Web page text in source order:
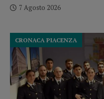
7 Agosto 2026
CRONACA PIACENZA